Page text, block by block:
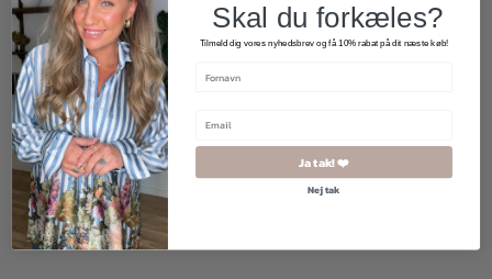
165,00 kr. 100,00kr.
40
Skal du forkæles?
Tilmeld dig vores nyhedsbrev og få 10% rabat på dit næste køb!
Ja tak! ❤️
Nej tak